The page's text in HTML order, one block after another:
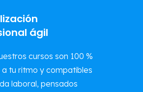
ágil
cursos son 100 %
a tu ritmo y compatibles
laboral, pensados